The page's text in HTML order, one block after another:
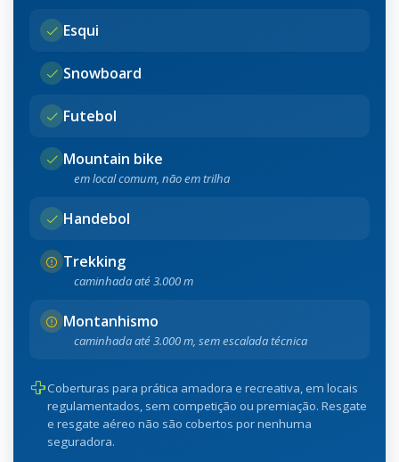
Esqui
Snowboard
Futebol
Mountain bike
em local comum, não em trilha
Handebol
Trekking
caminhada até 3.000 m
Montanhismo
caminhada até 3.000 m, sem escalada técnica
Coberturas para prática amadora e recreativa, em locais
regulamentados, sem competição ou premiação. Resgate
e resgate aéreo não são cobertos por nenhuma
seguradora.